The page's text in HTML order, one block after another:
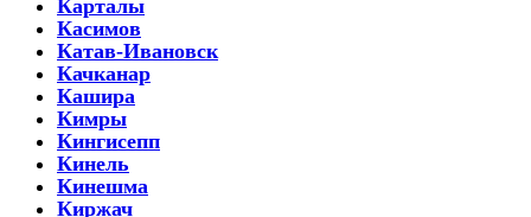
Карталы
Касимов
Катав-Ивановск
Качканар
Кашира
Кимры
Кингисепп
Кинель
Кинешма
Киржач